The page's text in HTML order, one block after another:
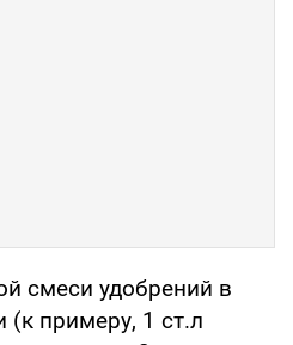
смеси удобрений в
(к примеру, 1 ст.л